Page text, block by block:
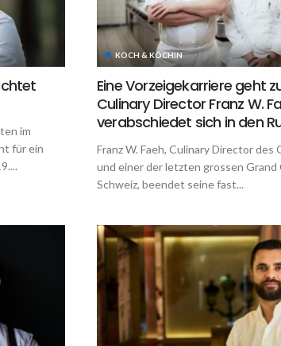
im
für ein
KOCH & KÖCHIN
Eine Vorzeigekarriere geht
Culinary Director Franz W.
verabschiedet sich in den
Franz W. Faeh, Culinary Director des
und einer der letzten grossen Grand
Schweiz, beendet seine fast...